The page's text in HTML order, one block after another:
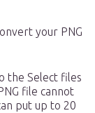
your PNG
the Select files
file cannot
put up to 20